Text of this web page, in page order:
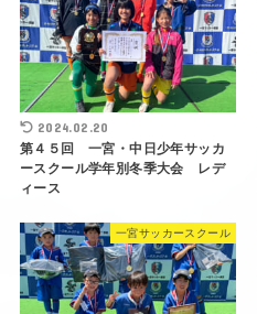
2024.02.20
第４５回 一宮・中日少年サッカ
ースクール学年別冬季大会 レデ
ィース
一宮サッカースクール